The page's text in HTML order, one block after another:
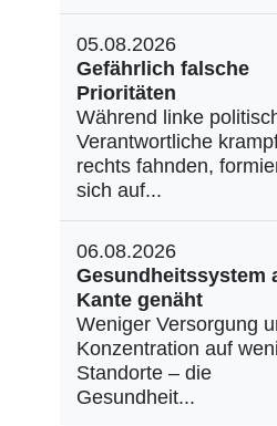
05.08.2026
Gefährlich falsche
Prioritäten
Während linke
Verantwortliche
rechts fahnden,
sich auf...
06.08.2026
Gesundheitssystem
Kante genäht
Weniger Versorgung
Konzentration auf
Standorte – die
Gesundheit...